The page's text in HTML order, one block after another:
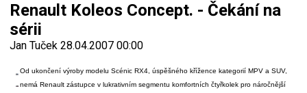
Renault Koleos Concept. - Čekání na
sérii
Jan Tuček 28.04.2007 00:00
Od ukončení výroby modelu Scénic RX4, úspěšného křížence kategorií MPV a SUV,
nemá Renault zástupce v lukrativním segmentu komfortních čtyřkolek pro náročnější